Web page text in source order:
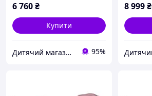
6 760₴
Купити
Дитячий магазин "Плюшевий Зайка" 95%
8 999₴